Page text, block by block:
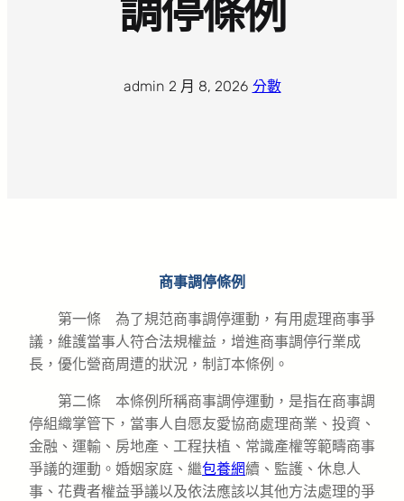
調停條例
admin· 2 月 8, 2026· 分數
商事調停條例
第一條 為了規范商事調停運動，有用處理商事爭
議，維護當事人符合法規權益，增進商事調停行業成
長，優化營商周遭的狀況，制訂本條例。
第二條 本條例所稱商事調停運動，是指在商事調
停組織掌管下，當事人自愿友愛協商處理商業、投資、
金融、運輸、房地產、工程扶植、常識產權等範疇商事
爭議的運動。婚姻家庭、繼包養網續、監護、休息人
事、花費者權益爭議以及依法應該以其他方法處理的爭